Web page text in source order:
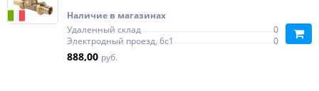
Наличие в магазинах
Удаленный склад
0
Электродный проезд, 6с1
0
888,00 руб.